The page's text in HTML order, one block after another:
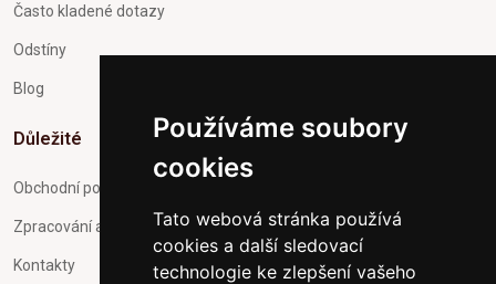
Používáme soubory
cookies
Tato webová stránka používá
cookies a další sledovací
technologie ke zlepšení vašeho
Často kladené dotazy
Odstíny
Blog
Důležité
Obchodní podmínky
Zpracování a ochrana osobních údajů
Kontakty